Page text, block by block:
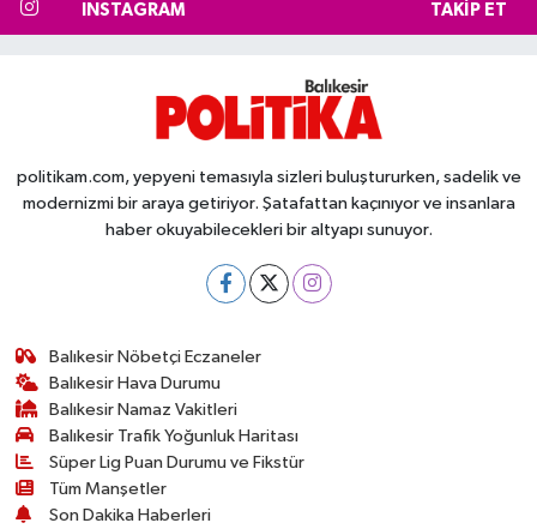
INSTAGRAM TAKIP ET
politikam.com, yepyeni temasıyla sizleri buluştururken, sadelik ve
modernizmi bir araya getiriyor. Şatafattan kaçınıyor ve insanlara
haber okuyabilecekleri bir altyapı sunuyor.
Balıkesir Nöbetçi Eczaneler
Balıkesir Hava Durumu
Balıkesir Namaz Vakitleri
Balıkesir Trafik Yoğunluk Haritası
Süper Lig Puan Durumu ve Fikstür
Tüm Manşetler
Son Dakika Haberleri